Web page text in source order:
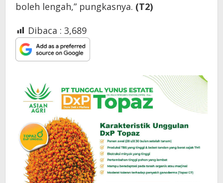
boleh lengah,” pungkasnya. (T2)
Dibaca : 3,689